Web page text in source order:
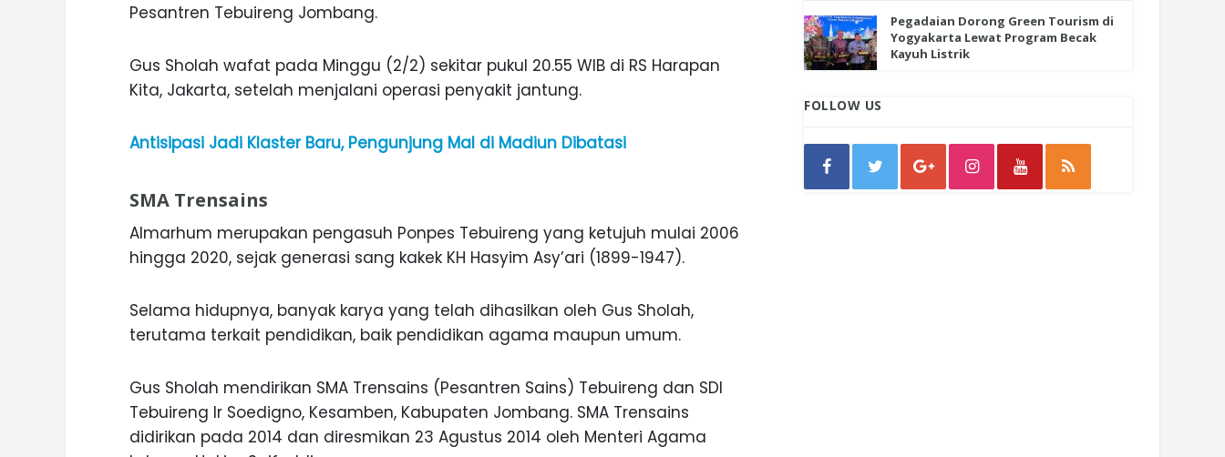
Pesantren Tebuireng Jombang.
Gus Sholah wafat pada Minggu (2/2) sekitar pukul 20.55 WIB di RS Harapan
Kita, Jakarta, setelah menjalani operasi penyakit jantung.
Antisipasi Jadi Klaster Baru, Pengunjung Mal di Madiun Dibatasi
SMA Trensains
Almarhum merupakan pengasuh Ponpes Tebuireng yang ketujuh mulai 2006
hingga 2020, sejak generasi sang kakek KH Hasyim Asy’ari (1899-1947).
Selama hidupnya, banyak karya yang telah dihasilkan oleh Gus Sholah,
terutama terkait pendidikan, baik pendidikan agama maupun umum.
Gus Sholah mendirikan SMA Trensains (Pesantren Sains) Tebuireng dan SDI
Tebuireng Ir Soedigno, Kesamben, Kabupaten Jombang. SMA Trensains
didirikan pada 2014 dan diresmikan 23 Agustus 2014 oleh Menteri Agama
Pegadaian Dorong Green Tourism di
Yogyakarta Lewat Program Becak
Kayuh Listrik
FOLLOW US